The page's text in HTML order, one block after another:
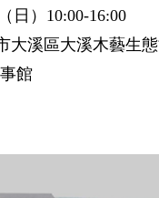
日）10:00-16:00
大溪區大溪木藝生
館